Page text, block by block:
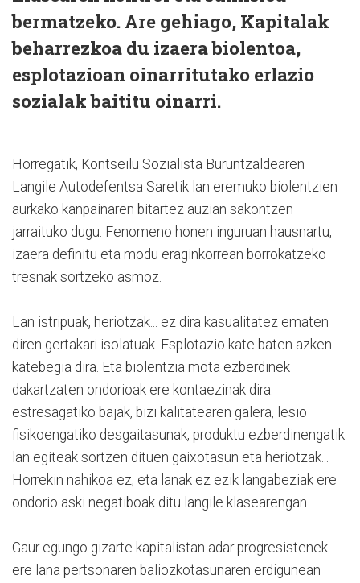
bermatzeko. Are gehiago, Kapitalak
beharrezkoa du izaera biolentoa,
esplotazioan oinarritutako erlazio
sozialak baititu oinarri.
Horregatik, Kontseilu Sozialista Buruntzaldearen
Langile Autodefentsa Saretik lan eremuko biolentzien
aurkako kanpainaren bitartez auzian sakontzen
jarraituko dugu. Fenomeno honen inguruan hausnartu,
izaera definitu eta modu eraginkorrean borrokatzeko
tresnak sortzeko asmoz.
Lan istripuak, heriotzak... ez dira kasualitatez ematen
diren gertakari isolatuak. Esplotazio kate baten azken
katebegia dira. Eta biolentzia mota ezberdinek
dakartzaten ondorioak ere kontaezinak dira:
estresagatiko bajak, bizi kalitatearen galera, lesio
fisikoengatiko desgaitasunak, produktu ezberdinengatik
lan egiteak sortzen dituen gaixotasun eta heriotzak...
Horrekin nahikoa ez, eta lanak ez ezik langabeziak ere
ondorio aski negatiboak ditu langile klasearengan.
Gaur egungo gizarte kapitalistan adar progresistenek
ere lana pertsonaren baliozkotasunaren erdigunean